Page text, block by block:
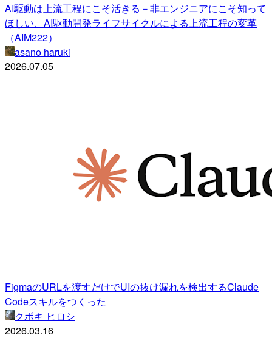
AI駆動は上流工程にこそ活きる－非エンジニアにこそ知って
ほしい、AI駆動開発ライフサイクルによる上流工程の変革
（AIM222）
asano haruki
2026.07.05
FigmaのURLを渡すだけでUIの抜け漏れを検出するClaude
Codeスキルをつくった
クボキ ヒロシ
2026.03.16